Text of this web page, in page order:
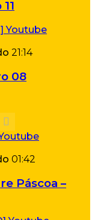
21:14
08
01:42
Páscoa –